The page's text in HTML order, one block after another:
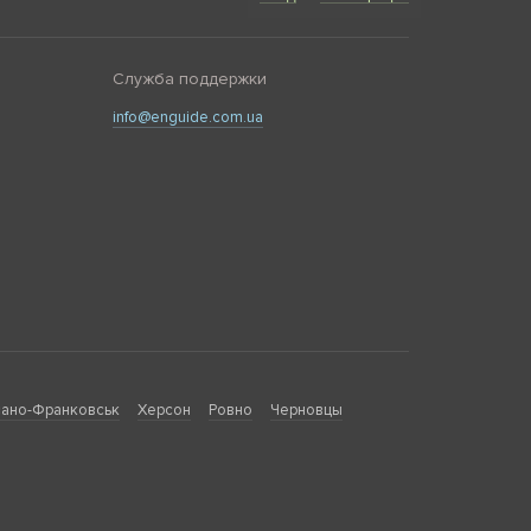
Служба поддержки
info@enguide.com.ua
Франковськ Херсон Ровно
Черновцы